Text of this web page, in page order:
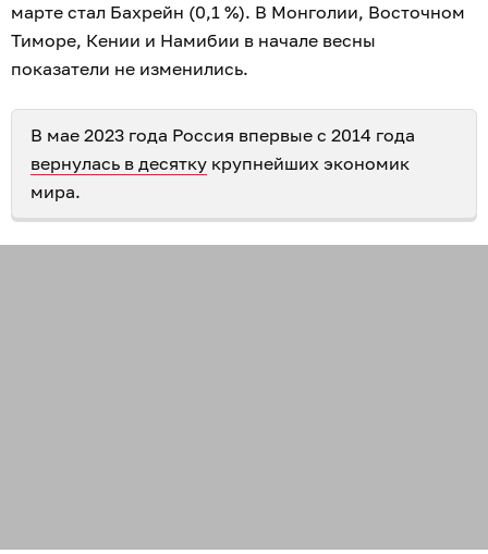
марте стал Бахрейн (0,1 %). В Монголии, Восточном
Тиморе, Кении и Намибии в начале весны
показатели не изменились.
В мае 2023 года Россия впервые с 2014 года
вернулась в десятку крупнейших экономик
мира.